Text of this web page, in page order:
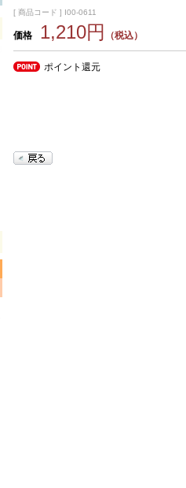
[ 商品コード ] I00-0611
価格 1,210円 （税込）
ポイント還元